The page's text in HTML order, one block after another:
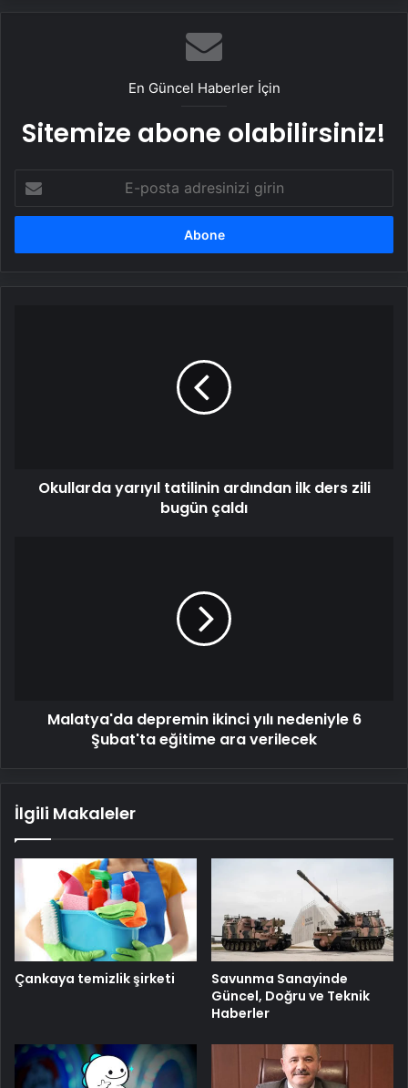
En Güncel Haberler İçin
Sitemize abone olabilirsiniz!
posta
adresinizi
Okullarda yarıyıl tatilinin ardından ilk ders zili
bugün çaldı
verilecekMalatya'da depremin ikinci yılı nedeniyle 6
Şubat'ta eğitime ara verilecek
İlgili Makaleler
Çankaya temizlik şirketi
Savunma Sanayinde
Güncel, Doğru ve Teknik
Haberler